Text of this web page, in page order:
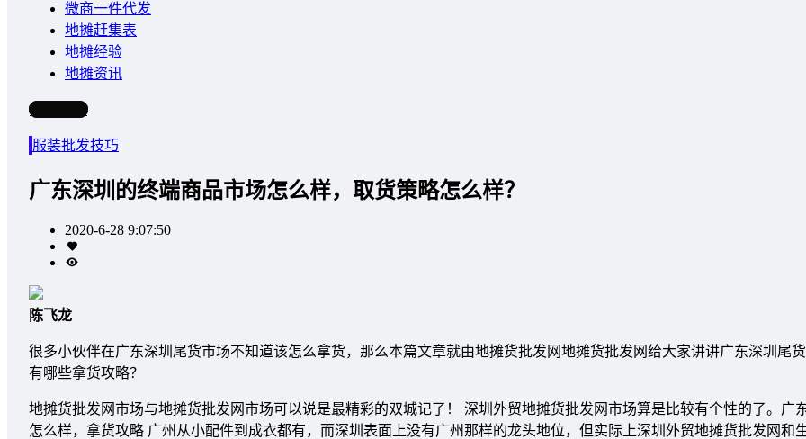
微商一件代发
地摊赶集表
地摊经验
地摊资讯
写文章
服装批发技巧
广东深圳的终端商品市场怎么样，取货策略怎么样？
2020-6-28 9:07:50
陈飞龙
很多小伙伴在广东深圳尾货市场不知道该怎么拿货，那么本篇文章就由地摊货批发网地摊货批发网给大家讲讲广东深圳尾货
有哪些拿货攻略？
地摊货批发网市场与地摊货批发网市场可以说是最精彩的双城记了！ 深圳外贸地摊货批发网市场算是比较有个性的了。广
怎么样，拿货攻略 广州从小配件到成衣都有，而深圳表面上没有广州那样的龙头地位，但实际上深圳外贸地摊货批发网和